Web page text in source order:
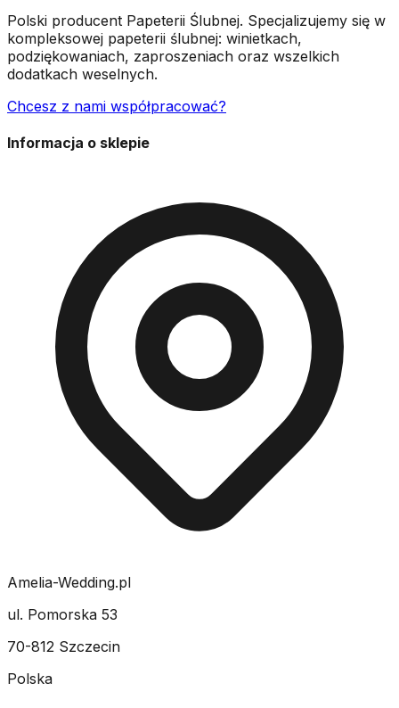
Polski producent Papeterii Ślubnej. Specjalizujemy się w
kompleksowej papeterii ślubnej: winietkach,
podziękowaniach, zaproszeniach oraz wszelkich
dodatkach weselnych.
Chcesz z nami współpracować?
Informacja o sklepie
Amelia-Wedding.pl
ul. Pomorska 53
70-812 Szczecin
Polska